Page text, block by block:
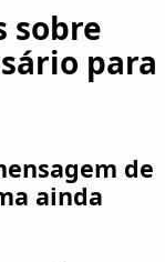
sobre
para
de
ainda